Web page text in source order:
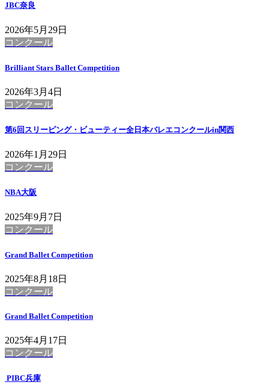
JBC奈良
2026年5月29日
コンクール
Brilliant Stars Ballet Competition
2026年3月4日
コンクール
第6回スリーピング・ビューティー全日本バレエコンクールin関西
2026年1月29日
コンクール
NBA大阪
2025年9月7日
コンクール
Grand Ballet Competition
2025年8月18日
コンクール
Grand Ballet Competition
2025年4月17日
コンクール
PIBC兵庫